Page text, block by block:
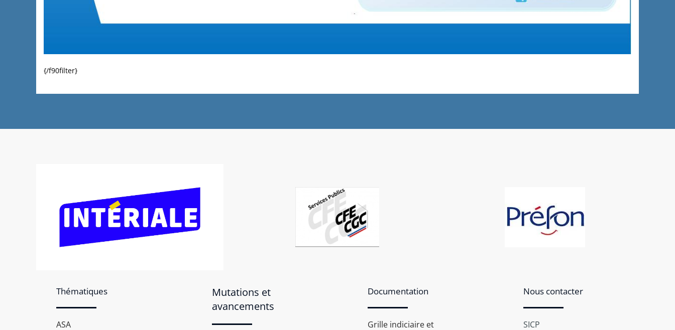
{/f90filter}
Thématiques
ASA
Mutations et
avancements
Documentation
Grille indiciaire et
Nous contacter
SICP